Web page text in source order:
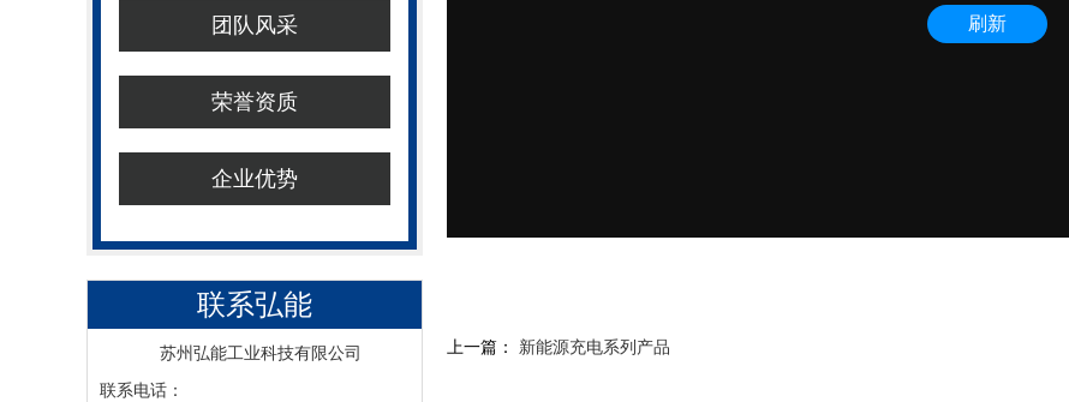
团队风采
荣誉资质
企业优势
联系弘能
苏州弘能工业科技有限公司
联系电话：
上一篇： 新能源充电系列产品